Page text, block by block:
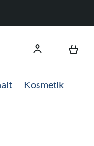
Kosmetik